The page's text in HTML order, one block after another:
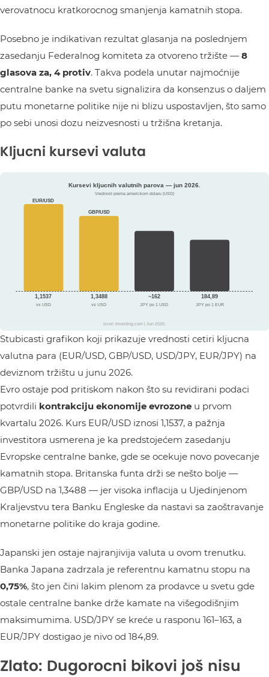
verovatnocu kratkorocnog smanjenja kamatnih stopa.
Posebno je indikativan rezultat glasanja na poslednjem
zasedanju Federalnog komiteta za otvoreno tržište — 8
glasova za, 4 protiv. Takva podela unutar najmoćnije
centralne banke na svetu signalizira da konsenzus o daljem
putu monetarne politike nije ni blizu uspostavljen, što samo
po sebi unosi dozu neizvesnosti u tržišna kretanja.
Kljucni kursevi valuta
Stubicasti grafikon koji prikazuje vrednosti cetiri kljucna
valutna para (EUR/USD, GBP/USD, USD/JPY, EUR/JPY) na
deviznom tržištu u junu 2026.
Evro ostaje pod pritiskom nakon što su revidirani podaci
potvrdili kontrakciju ekonomije evrozone u prvom
kvartalu 2026. Kurs EUR/USD iznosi 1,1537, a pažnja
investitora usmerena je ka predstojećem zasedanju
Evropske centralne banke, gde se ocekuje novo povecanje
kamatnih stopa. Britanska funta drži se nešto bolje —
GBP/USD na 1,3488 — jer visoka inflacija u Ujedinjenom
Kraljevstvu tera Banku Engleske da nastavi sa zaoštravanje
monetarne politike do kraja godine.
Japanski jen ostaje najranjivija valuta u ovom trenutku.
Banka Japana zadrzala je referentnu kamatnu stopu na
0,75%, što jen čini lakim plenom za prodavce u svetu gde
ostale centralne banke drže kamate na višegodišnjim
maksimumima. USD/JPY se kreće u rasponu 161–163, a
EUR/JPY dostigao je nivo od 184,89.
Zlato: Dugorocni bikovi još nisu